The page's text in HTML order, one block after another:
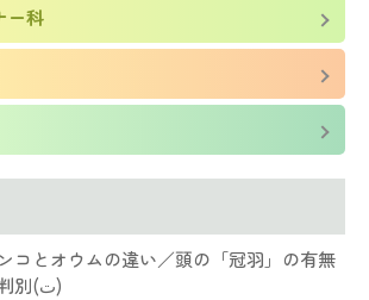
ー科
コとオウムの違い／頭の「冠羽」の有無
で判別(ت)